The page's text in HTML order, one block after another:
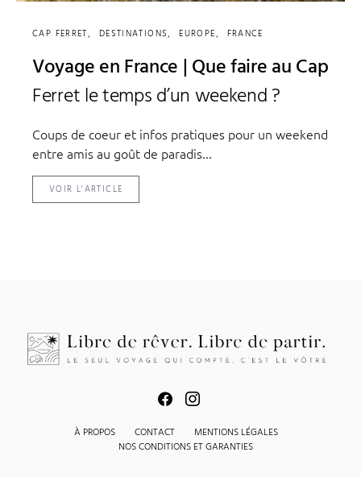
CAP FERRET DESTINATIONS EUROPE FRANCE
Voyage en France | Que faire au Cap
Ferret le temps d’un weekend ?
Coups de coeur et infos pratiques pour un weekend
entre amis au goût de paradis...
VOIR L'ARTICLE
À PROPOS CONTACT
MENTIONS LÉGALES
NOS CONDITIONS ET GARANTIES